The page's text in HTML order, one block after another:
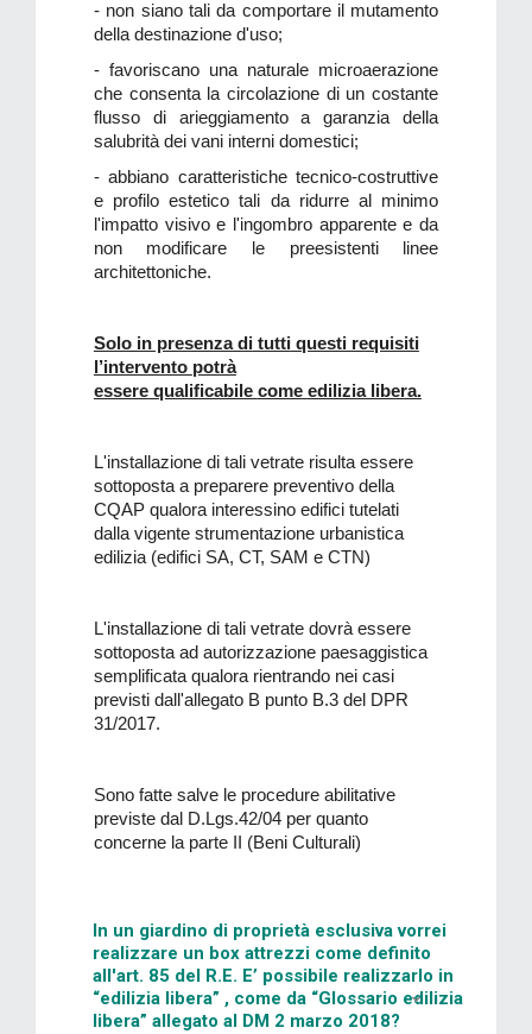
- non siano tali da comportare il mutamento
della destinazione d'uso;
- favoriscano una naturale microaerazione
che consenta la circolazione di un costante
flusso di arieggiamento a garanzia della
salubrità dei vani interni domestici;
- abbiano caratteristiche tecnico-costruttive
e profilo estetico tali da ridurre al minimo
l'impatto visivo e l'ingombro apparente e da
non modificare le preesistenti linee
architettoniche.
Solo in presenza dituttiquesti requisiti
l’intervento potrà
esserequalificabile come edilizia libera.
L'installazione di tali vetrate risulta essere
sottoposta a preparere preventivo della
CQAP qualora interessino edifici tutelati
dalla vigente strumentazione urbanistica
edilizia (edifici SA, CT, SAM e CTN)
L'installazione di tali vetrate dovrà essere
sottoposta ad autorizzazione paesaggistica
semplificata qualora rientrando nei casi
previsti dall'allegato B punto B.3 del DPR
31/2017.
Sono fatte salve le procedure abilitative
previste dal D.Lgs.42/04 per quanto
concerne la parte II (Beni Culturali)
In un giardino di proprietà esclusiva vorrei
realizzare un box attrezzi come definito
all'art. 85 del R.E. E’ possibile realizzarlo in
“edilizia libera” , come da “Glossario edilizia
libera” allegato al DM 2 marzo 2018?